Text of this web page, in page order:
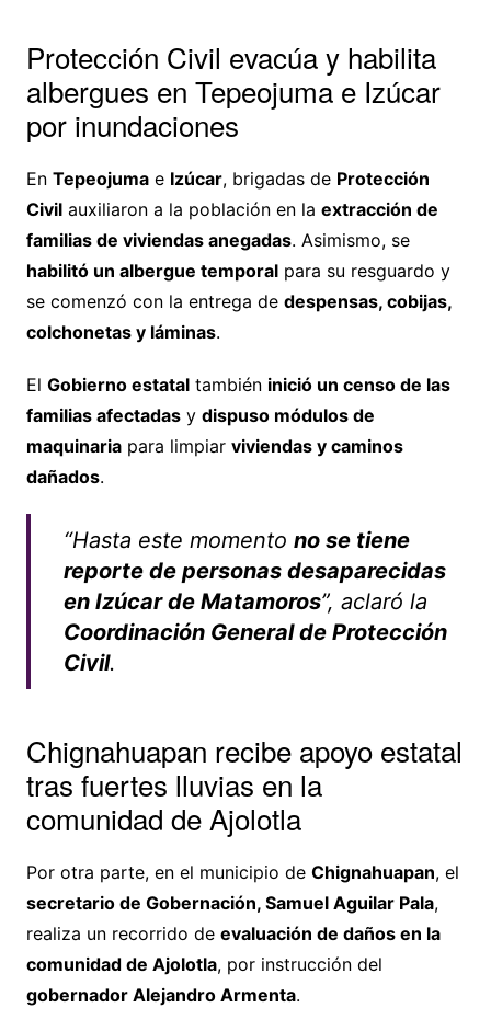
Protección Civil evacúa y habilita
albergues en Tepeojuma e Izúcar
por inundaciones
En Tepeojumae Izúcar, brigadas de Protección
Civilauxiliaron a la población en la extracción de
familias de viviendas anegadas. Asimismo, se
habilitó un albergue temporalpara su resguardo y
se comenzó con la entrega de despensas, cobijas,
colchonetas y láminas.
El Gobierno estataltambién inició un censo de las
familias afectadasy dispuso módulos de
maquinariapara limpiar viviendas y caminos
dañados.
“Hasta este momento no se tiene
reporte de personas desaparecidas
en Izúcar de Matamoros”, aclaró la
Coordinación General de Protección
Civil.
Chignahuapan recibe apoyo estatal
tras fuertes lluvias en la
comunidad de Ajolotla
Por otra parte, en el municipio de Chignahuapan, el
secretario de Gobernación, Samuel Aguilar Pala,
realiza un recorrido de evaluación de daños en la
comunidad de Ajolotla, por instrucción del
gobernador Alejandro Armenta.